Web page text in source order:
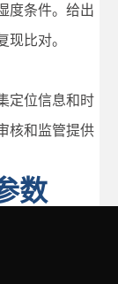
度条件。给出
现比对。
定位信息和时
核和监管提供